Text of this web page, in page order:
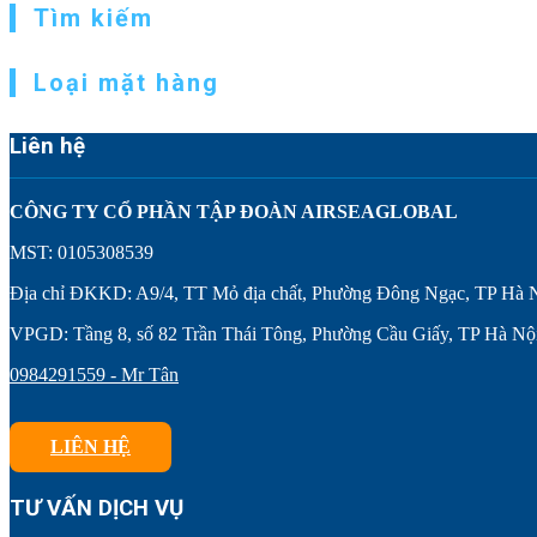
Tìm kiếm
Loại mặt hàng
Liên hệ
CÔNG TY CỔ PHẦN TẬP ĐOÀN AIRSEAGLOBAL
MST: 0105308539
Địa chỉ ĐKKD: A9/4, TT Mỏ địa chất, Phường Đông Ngạc, TP Hà
VPGD: Tầng 8, số 82 Trần Thái Tông, Phường Cầu Giấy, TP Hà
0984291559 - Mr Tân
LIÊN HỆ
TƯ VẤN DỊCH VỤ